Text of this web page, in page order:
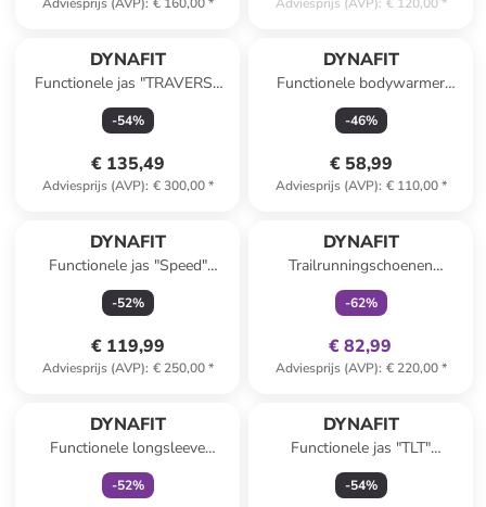
DYNAFIT
Functionele jas "TRAVERSE
GTX" petrol
-54%
€ 135,49
Adviesprijs (AVP): € 300,00*
DYNAFIT
Functionele bodywarmer
"TRAVERSE" koraalrood
-46%
€ 58,99
Adviesprijs (AVP): € 110,00*
DYNAFIT
Functionele jas "Speed"
rood/zwart
-52%
€ 119,99
Adviesprijs (AVP): € 250,00*
DYNAFIT
Trailrunningschoenen
"TRAVERSE MID GTX"
turquoise
-62%
€ 82,99
Adviesprijs (AVP): € 220,00*
DYNAFIT
Functionele longsleeve
"TRAVERSE S-TECH"
bordeaux/donkerblauw
-52%
DYNAFIT
Functionele jas "TLT"
donkerblauw/lichtroze
-54%